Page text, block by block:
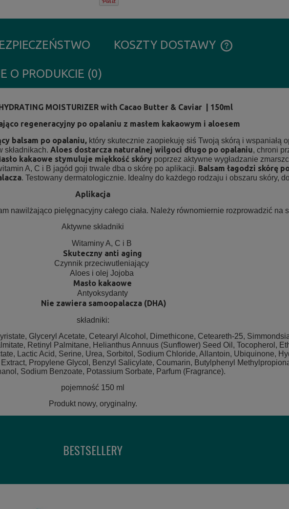
KOSZTY DOSTAWY
O PRODUKCIE (0)
MOISTURIZER with Cacao Butter & Caviar
| 150ml
regeneracyjny po opalaniu z masłem kakaowym i aloesem
balsam po opalaniu,który skutecznie zaopiekuję siś Twoją skórą i wspaniałą
składnikach. Aloes dostarcza naturalnej wilgoci długo po opalaniu, chroni
kakaowe stymuluje miękkość skóry poprzez aktywne wygładzanie
A, C i B jagód goji trwale dba o skórę po aplikacji. Balsam łagodzi skórę
. Testowany dermatologicznie. Idealny do każdego rodzaju i obszaru skóry,
Aplikacja
nawilżająco pielęgnacyjny całego ciała. Należy równomiernie rozprowadzić na
Aktywne składniki
Witaminy A, C i B
Skuteczny anti aging
Czynnik przeciwutleniający
Aloes i olej Jojoba
Masło kakaowe
Antyoksydanty
Nie zawiera samoopalacza (DHA)
składniki:
Glyceryl Acetate, Cetearyl Alcohol, Dimethicone, Ceteareth-25,
Retinyl Palmitane, Helianthus Annuus (Sunflower) Seed Oil, Tocopherol,
Lactic Acid, Serine, Urea, Sorbitol, Sodium Chloride, Allantoin, Ubiquinone,
Propylene Glycol, Benzyl Salicylate, Coumarin, Butylphenyl
Sodium Benzoate, Potassium Sorbate, Parfum (Fragrance).
pojemność 150 ml
Produkt nowy, oryginalny.
BESTSELLERY